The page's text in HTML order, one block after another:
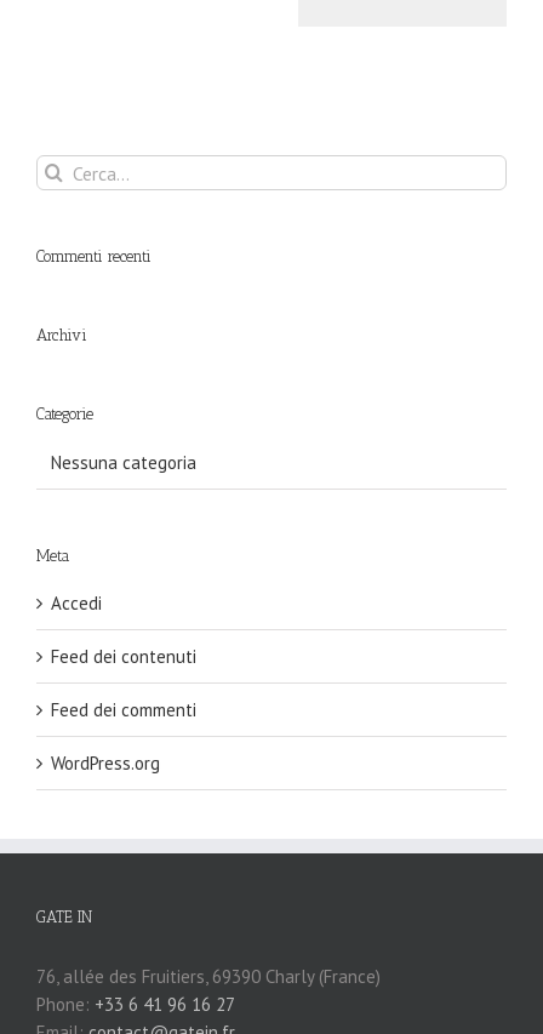
Cerca
per:
Commenti recenti
Archivi
Categorie
Nessuna categoria
Meta
Accedi
Feed dei contenuti
Feed dei commenti
WordPress.org
GATE IN
76, allée des Fruitiers, 69390 Charly (France)
Phone: +33 6 41 96 16 27